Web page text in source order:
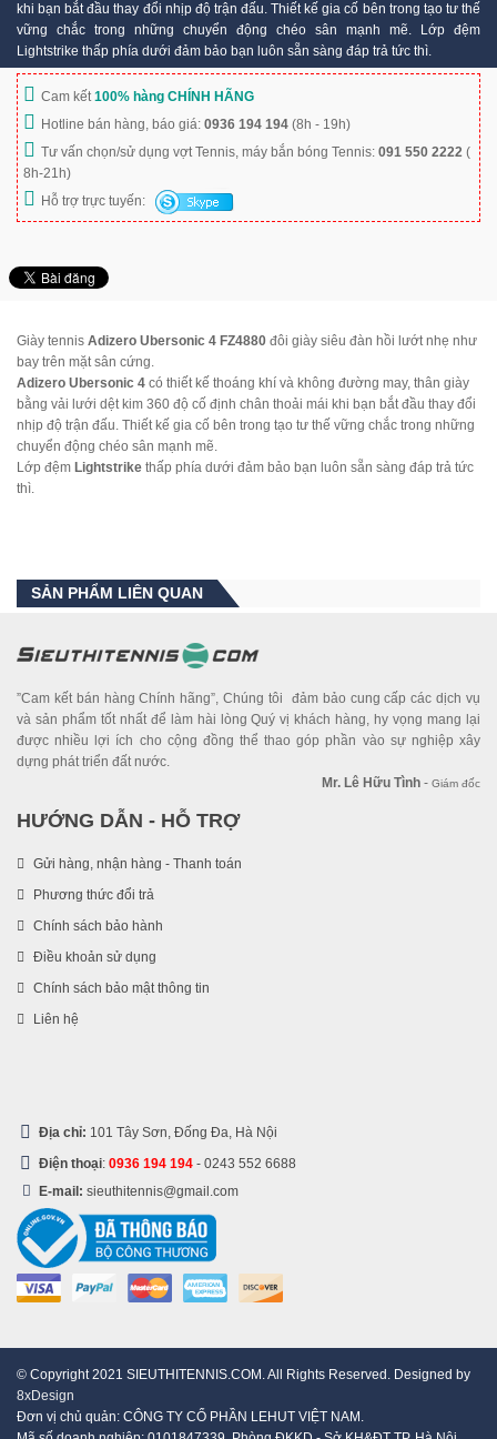
khi bạn bắt đầu thay đổi nhịp độ trận đấu. Thiết kế gia cố bên trong tạo tư thế
vững chắc trong những chuyển động chéo sân mạnh mẽ. Lớp đệm
Lightstrike thấp phía dưới đảm bảo bạn luôn sẵn sàng đáp trả tức thì.
Cam kết100% hàng CHÍNH HÃNG
Hotline bán hàng, báo giá: 0936 194 194 (8h - 19h)
Tư vấn chọn/sử dụng vợt Tennis, máy bắn bóng Tennis: 091 550 2222 (
8h-21h)
Hỗ trợ trực tuyến:
Giày tennis Adizero Ubersonic 4 FZ4880 đôi giày siêu đàn hồi lướt nhẹ như
bay trên mặt sân cứng.
Adizero Ubersonic 4 có thiết kế thoáng khí và không đường may, thân giày
bằng vải lưới dệt kim 360 độ cố định chân thoải mái khi bạn bắt đầu thay đổi
nhịp độ trận đấu. Thiết kế gia cố bên trong tạo tư thế vững chắc trong những
chuyển động chéo sân mạnh mẽ.
Lớp đệm Lightstrike thấp phía dưới đảm bảo bạn luôn sẵn sàng đáp trả tức
thì.
SẢN PHẨM LIÊN QUAN
”Cam kết bán hàng Chính hãng”, Chúng tôi đảm bảo cung cấp các dịch vụ
và sản phẩm tốt nhất để làm hài lòng Quý vị khách hàng, hy vọng mang lại
được nhiều lợi ích cho cộng đồng thể thao góp phần vào sự nghiệp xây
dựng phát triển đất nước.
Mr. Lê Hữu Tình - Giám đốc
HƯỚNG DẪN - HỖ TRỢ
Gửi hàng, nhận hàng - Thanh toán
Phương thức đổi trả
Chính sách bảo hành
Điều khoản sử dụng
Chính sách bảo mật thông tin
Liên hệ
Địa chỉ: 101 Tây Sơn, Đống Đa, Hà Nội
Điện thoại: 0936 194 194 - 0243 552 6688
E-mail: sieuthitennis@gmail.com
© Copyright 2021 SIEUTHITENNIS.COM. All Rights Reserved. Designed by
8xDesign
Đơn vị chủ quản: CÔNG TY CỔ PHẦN LEHUT VIỆT NAM.